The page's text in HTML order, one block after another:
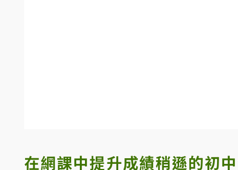
在網課中提升成績稍遜的初